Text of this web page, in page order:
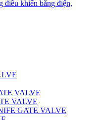
điều khiển bằng điện,
VALVE
VALVE
GATE VALVE